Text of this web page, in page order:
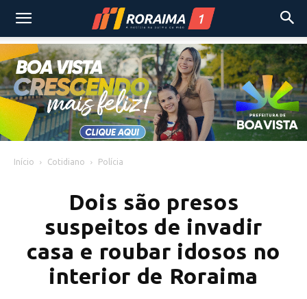
Início Cotidiano Polícia
Dois são presos
suspeitos de invadir
casa e roubar idosos no
interior de Roraima